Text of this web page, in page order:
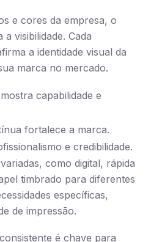
e cores da empresa, o
visibilidade. Cada
a identidade visual da
marca no mercado.
capabilidade e
fortalece a marca.
e credibilidade.
como digital, rápida
timbrado para diferentes
específicas,
de impressão.
é chave para